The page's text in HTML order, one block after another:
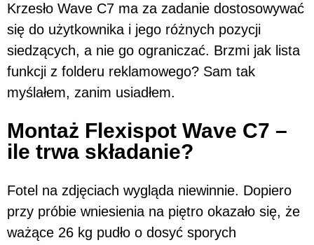
Krzesło Wave C7 ma za zadanie dostosowywać
się do użytkownika i jego różnych pozycji
siedzących, a nie go ograniczać. Brzmi jak lista
funkcji z folderu reklamowego? Sam tak
myślałem, zanim usiadłem.
Montaż Flexispot Wave C7 –
ile trwa składanie?
Fotel na zdjęciach wygląda niewinnie. Dopiero
przy próbie wniesienia na piętro okazało się, że
ważące 26 kg pudło o dosyć sporych